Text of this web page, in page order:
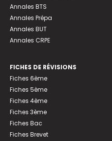
Annales BTS
Annales Prépa
Annales BUT
Annales CRPE
FICHES DE RÉVISIONS
Fiches 6ème
Fiches 5ème
Fiches 4ème
Fiches 3ème
Fiches Bac
Fiches Brevet